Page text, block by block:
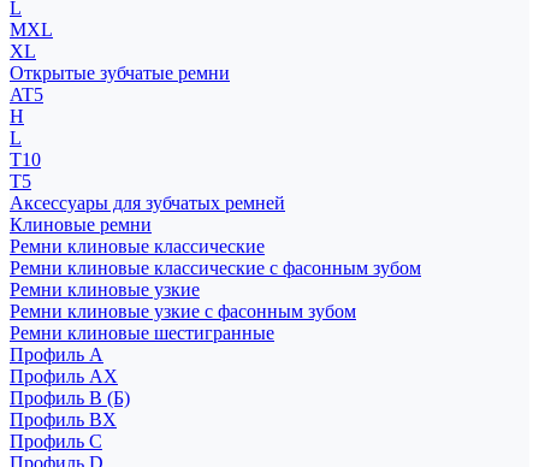
L
MXL
XL
Открытые зубчатые ремни
AT5
H
L
T10
T5
Аксессуары для зубчатых ремней
Клиновые ремни
Ремни клиновые классические
Ремни клиновые классические с фасонным зубом
Ремни клиновые узкие
Ремни клиновые узкие с фасонным зубом
Ремни клиновые шестигранные
Профиль A
Профиль AX
Профиль B (Б)
Профиль BX
Профиль C
Профиль D